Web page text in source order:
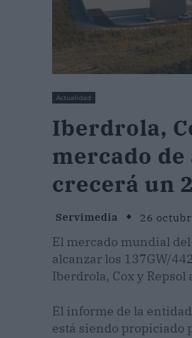
Actualidad
Iberdrola,
mercado
crecerá un
Servimedia 26
El mercado mundial
alcanzar los 137GW/
Iberdrola, Cox y Repsol
El informe de la
está siendo propiciado